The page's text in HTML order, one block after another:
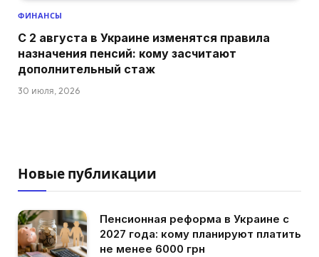
ФИНАНСЫ
С 2 августа в Украине изменятся правила
назначения пенсий: кому засчитают
дополнительный стаж
30 июля, 2026
Новые публикации
Пенсионная реформа в Украине с
2027 года: кому планируют платить
не менее 6000 грн